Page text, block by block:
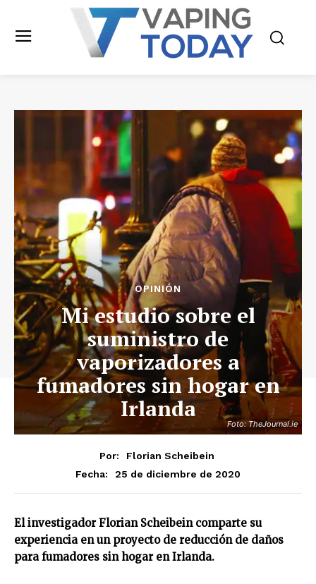
Foto: TheJournal.ie
OPINIÓN
Mi estudio sobre el
suministro de
vaporizadores a
fumadores sin hogar en
Irlanda
Por:
Florian Scheibein
Fecha:
25 de diciembre de 2020
El investigador Florian Scheibein comparte su
experiencia en un proyecto de reducción de daños
para fumadores sin hogar en Irlanda.